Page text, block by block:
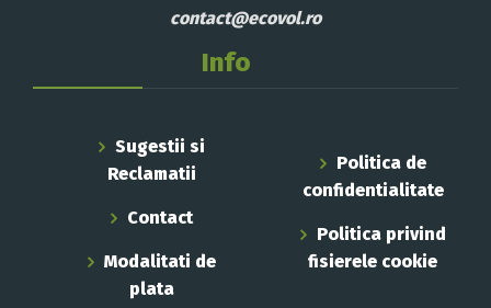
contact@ecovol.ro
Info
Sugestii si
Reclamatii
Contact
Modalitati de
plata
Politica de
confidentialitate
Politica privind
fisierele cookie